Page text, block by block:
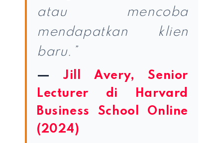
atau mencoba
mendapatkan klien
baru.”
—Jill Avery, Senior
Lecturer di Harvard
Business School Online
(2024)